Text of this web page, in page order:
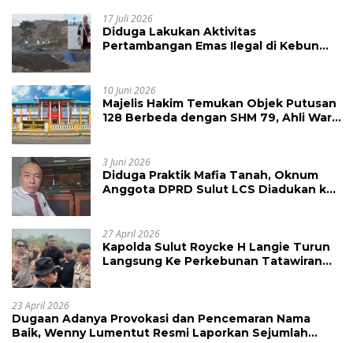
17 Juli 2026
Diduga Lakukan Aktivitas
Pertambangan Emas Ilegal di Kebun
10 Juni 2026
Majelis Hakim Temukan Objek Putusan
128 Berbeda dengan SHM 79, Ahli Waris
3 Juni 2026
Diduga Praktik Mafia Tanah, Oknum
Anggota DPRD Sulut LCS Diadukan ke
27 April 2026
Kapolda Sulut Roycke H Langie Turun
Langsung Ke Perkebunan Tatawiran
23 April 2026
Dugaan Adanya Provokasi dan Pencemaran Nama
Baik, Wenny Lumentut Resmi Laporkan Sejumlah